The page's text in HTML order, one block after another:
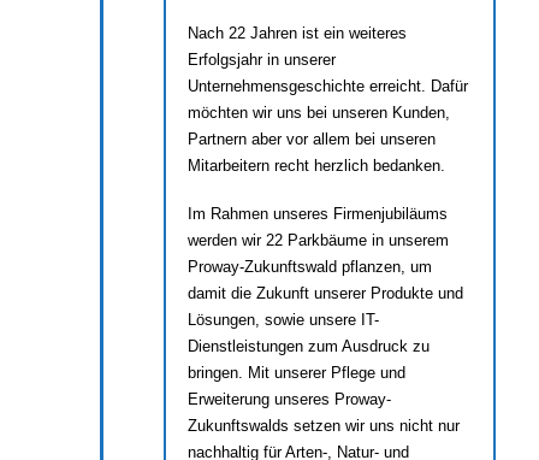
Nach 22 Jahren ist ein weiteres
Erfolgsjahr in unserer
Unternehmensgeschichte erreicht. Dafür
möchten wir uns bei unseren Kunden,
Partnern aber vor allem bei unseren
Mitarbeitern recht herzlich bedanken.
Im Rahmen unseres Firmenjubiläums
werden wir 22 Parkbäume in unserem
Proway-Zukunftswald pflanzen, um
damit die Zukunft unserer Produkte und
Lösungen, sowie unsere IT-
Dienstleistungen zum Ausdruck zu
bringen. Mit unserer Pflege und
Erweiterung unseres Proway-
Zukunftswalds setzen wir uns nicht nur
nachhaltig für Arten-, Natur- und